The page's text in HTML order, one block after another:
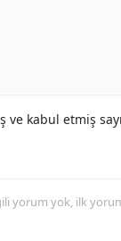
ve kabul etmiş
yorum yok, ilk